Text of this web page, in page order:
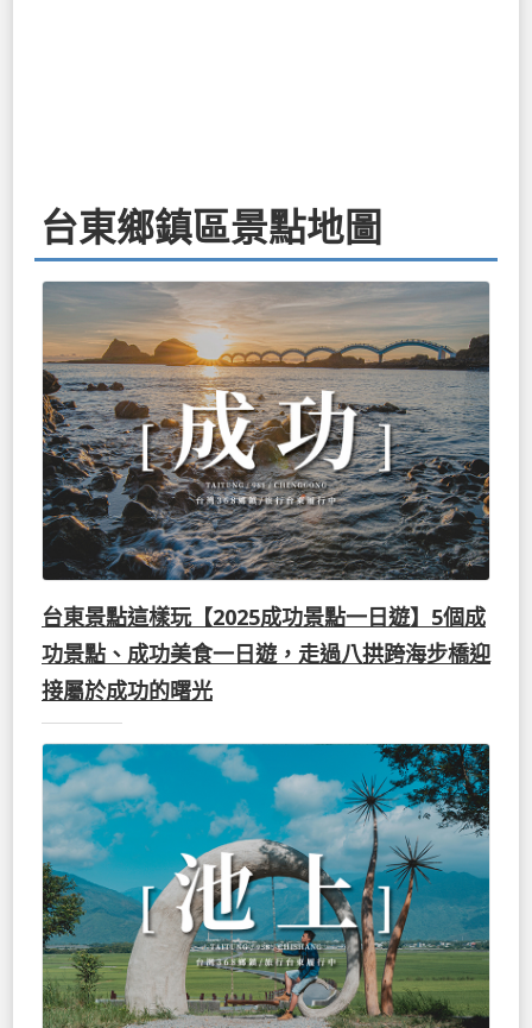
台東鄉鎮區景點地圖
台東景點這樣玩【2025成功景點一日遊】5個成
功景點、成功美食一日遊，走過八拱跨海步橋迎
接屬於成功的曙光